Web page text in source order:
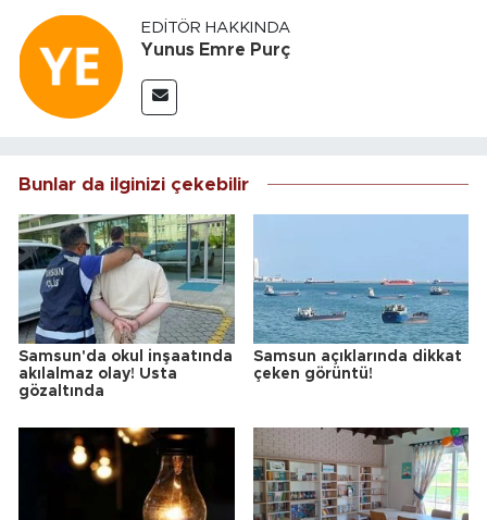
EDITÖR HAKKINDA
Yunus Emre Purç
Bunlar da ilginizi çekebilir
Samsun'da okul inşaatında
akılalmaz olay! Usta
gözaltında
Samsun açıklarında dikkat
çeken görüntü!